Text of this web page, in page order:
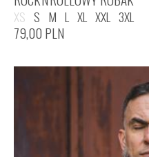
XS S M L XL XXL 3XL
79,00 PLN